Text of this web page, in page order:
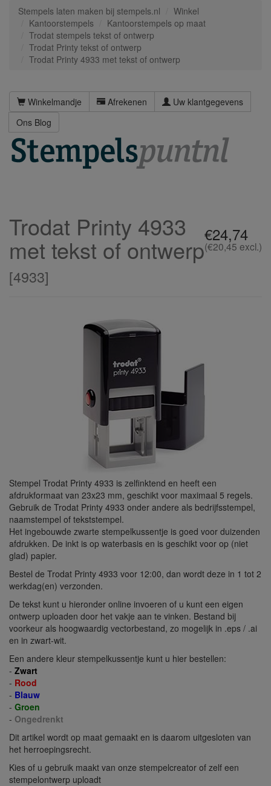
Stempels laten maken bij stempels.nl
Winkel
Kantoorstempels
Kantoorstempels op maat
Trodat stempels tekst of ontwerp
Trodat Printy tekst of ontwerp
Trodat Printy 4933 met tekst of ontwerp
Winkelmandje Afrekenen
Uw klantgegevens
Ons Blog
€24,74
(€20,45 excl.)
Trodat Printy 4933
met tekst of ontwerp
[4933]
Stempel Trodat Printy 4933 is zelfinktend en heeft een
afdrukformaat van 23x23 mm, geschikt voor maximaal 5 regels.
Gebruik de Trodat Printy 4933 onder andere als bedrijfsstempel,
naamstempel of tekststempel.
Het ingebouwde zwarte stempelkussentje is goed voor duizenden
afdrukken. De inkt is op waterbasis en is geschikt voor op (niet
glad) papier.
Bestel de Trodat Printy 4933 voor 12:00, dan wordt deze in 1 tot 2
werkdag(en) verzonden.
De tekst kunt u hieronder online invoeren of u kunt een eigen
ontwerp uploaden door het vakje aan te vinken. Bestand bij
voorkeur als hoogwaardig vectorbestand, zo mogelijk in .eps / .ai
en in zwart-wit.
Een andere kleur stempelkussentje kunt u hier bestellen:
- Zwart
- Rood
- Blauw
- Groen
- Ongedrenkt
Dit artikel wordt op maat gemaakt en is daarom uitgesloten van
het herroepingsrecht.
Kies of u gebruik maakt van onze stempelcreator of zelf een
stempelontwerp uploadt